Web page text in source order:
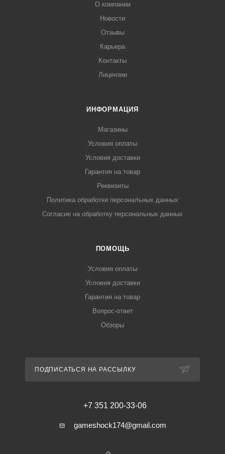
О компании
Новости
Отзывы
Карьера
Контакты
Лицензии
ИНФОРМАЦИЯ
Магазины
Условия оплаты
Условия доставки
Гарантия на товар
Реквизиты
Политика обработки персональных данных
Согласие на обработку персональных данных
ПОМОЩЬ
Условия оплаты
Условия доставки
Гарантия на товар
Вопрос-ответ
Обзоры
ПОДПИСАТЬСЯ НА РАССЫЛКУ
+7 351 200-33-06
gameshock174@gmail.com